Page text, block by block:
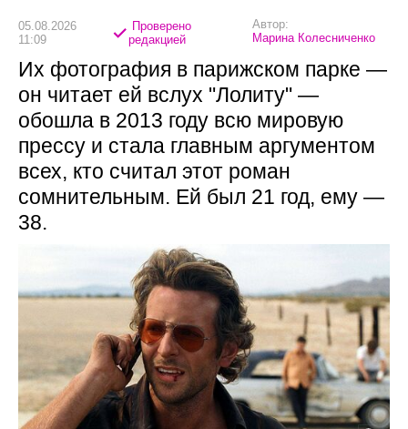
05.08.2026
11:09
Проверено
редакцией
Автор:
Марина Колесниченко
Их фотография в парижском парке —
он читает ей вслух "Лолиту" —
обошла в 2013 году всю мировую
прессу и стала главным аргументом
всех, кто считал этот роман
сомнительным. Ей был 21 год, ему —
38.